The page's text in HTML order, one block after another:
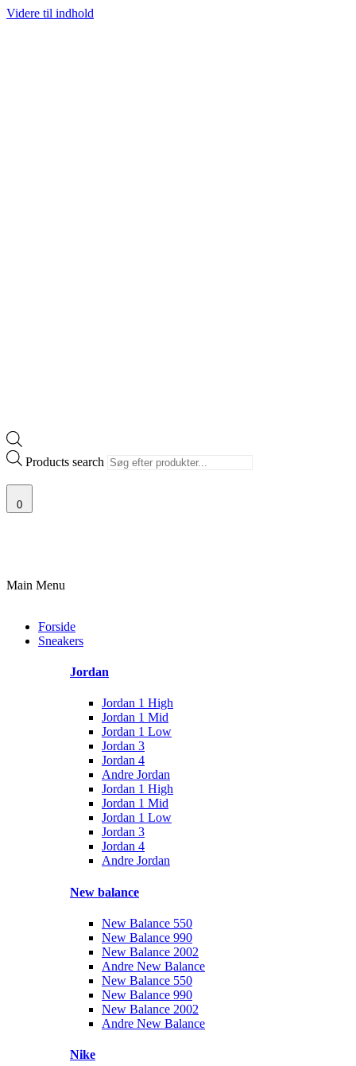
Videre til indhold
Products search
0
Main Menu
Forside
Sneakers
Jordan
Jordan 1 High
Jordan 1 Mid
Jordan 1 Low
Jordan 3
Jordan 4
Andre Jordan
Jordan 1 High
Jordan 1 Mid
Jordan 1 Low
Jordan 3
Jordan 4
Andre Jordan
New balance
New Balance 550
New Balance 990
New Balance 2002
Andre New Balance
New Balance 550
New Balance 990
New Balance 2002
Andre New Balance
Nike